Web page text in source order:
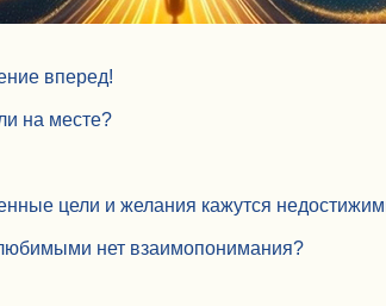
вперед!
на месте?
цели и желания кажутся
нет взаимопонимания?